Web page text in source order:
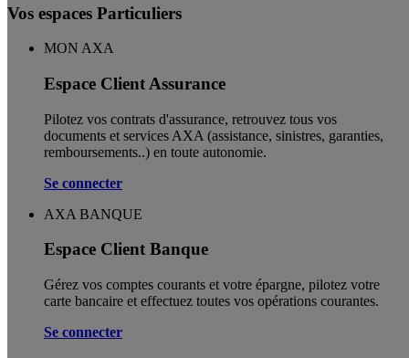
Vos espaces Particuliers
MON AXA
Espace Client Assurance
Pilotez vos contrats d'assurance, retrouvez tous vos
documents et services AXA (assistance, sinistres, garanties,
remboursements..) en toute autonomie. ​
Se connecter
AXA BANQUE
Espace Client Banque
Gérez vos comptes courants et votre épargne, pilotez votre
carte bancaire et effectuez toutes vos opérations courantes.
Se connecter